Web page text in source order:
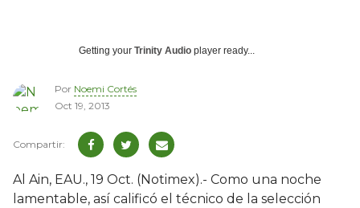
Getting your Trinity Audio player ready...
Por Noemi Cortés
Oct 19, 2013
Al Ain, EAU., 19 Oct. (Notimex).- Como una noche
lamentable, así calificó el técnico de la selección